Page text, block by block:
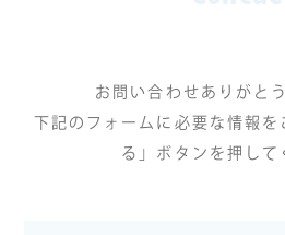
お問い合わせありがと
下記のフォームに必要な情報を
る」ボタンを押して